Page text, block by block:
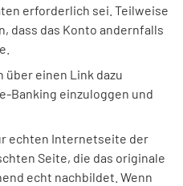
erforderlich sei. Teilweise
dass das Konto andernfalls
über einen Link dazu
Banking einzuloggen und
echten Internetseite der
Seite, die das originale
echt nachbildet. Wenn